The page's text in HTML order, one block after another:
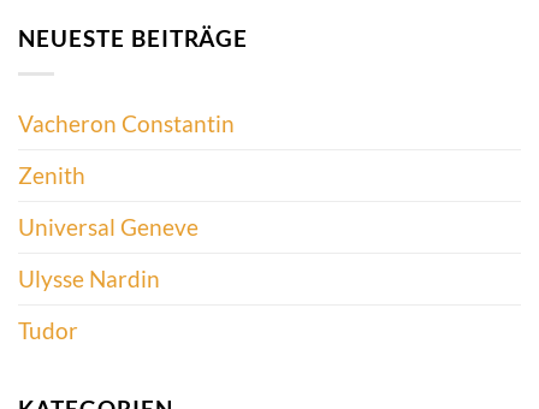
NEUESTE BEITRÄGE
Vacheron Constantin
Zenith
Universal Geneve
Ulysse Nardin
Tudor